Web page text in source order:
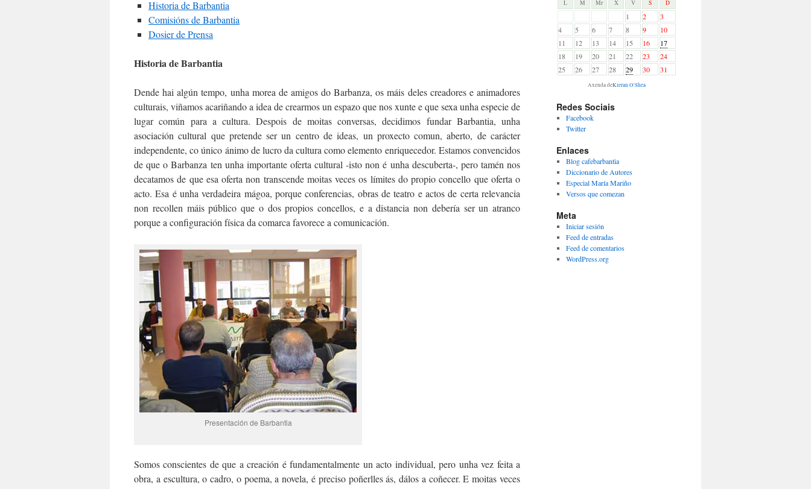
Historia de Barbantia
Comisións de Barbantia
Dosier de Prensa
Historia de Barbantia
Dende hai algún tempo, unha morea de amigos do Barbanza, os máis deles creadores e animadores
culturais, viñamos acariñando a idea de crearmos un espazo que nos xunte e que sexa unha especie de
lugar común para a cultura. Despois de moitas conversas, decidimos fundar Barbantia, unha
asociación cultural que pretende ser un centro de ideas, un proxecto comun, aberto, de carácter
independente, co único ánimo de lucro da cultura como elemento enriquecedor. Estamos convencidos
de que o Barbanza ten unha importante oferta cultural -isto non é unha descuberta-, pero tamén nos
decatamos de que esa oferta non transcende moitas veces os límites do propio concello que oferta o
acto. Esa é unha verdadeira mágoa, porque conferencias, obras de teatro e actos de certa relevancia
non recollen máis público que o dos propios concellos, e a distancia non debería ser un atranco
porque a configuración física da comarca favorece a comunicación.
Presentación de Barbantia
Somos conscientes de que a creación é fundamentalmente un acto individual, pero unha vez feita a
obra, a escultura, o cadro, o poema, a novela, é preciso poñerlles ás, dálos a coñecer. E moitas veces
L M Mr X V S D
1 2
3
4
5 6 7 8 9
10
11
12 13 14 15 16
17
18
19 20 21 22 23
24
25
26 27 28 29 30 31
Axenda deKieran O'Shea
Redes Sociais
Facebook
Twitter
Enlaces
Blog cafebarbantia
Diccionario de Autores
Especial María Mariño
Versos que comezan
Meta
Iniciar sesión
Feed de entradas
Feed de comentarios
WordPress.org